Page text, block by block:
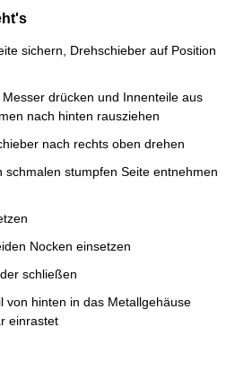
sichern, Drehschieber auf Position
drücken und Innenteile aus
nach hinten rausziehen
nach rechts oben drehen
schmalen stumpfen Seite entnehmen
Nocken einsetzen
schließen
von hinten in das Metallgehäuse
einrastet